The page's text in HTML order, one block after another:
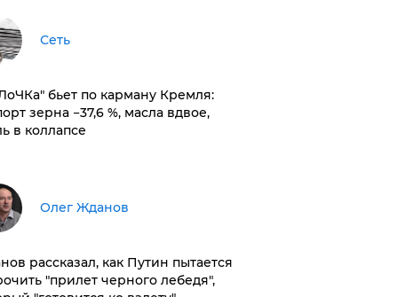
Сеть
бьет по карману Кремля:
зерна −37,6 %, масла вдвое,
в коллапсе
Олег Жданов
рассказал, как Путин пытается
"прилет черного лебедя",